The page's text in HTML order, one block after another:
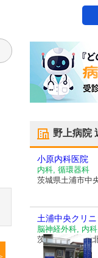
野上病院
小原内科医院
内科, 循環器科
茨城県土浦市中
土浦中央クリニ
脳神経外科, 内
茨城県土浦市城